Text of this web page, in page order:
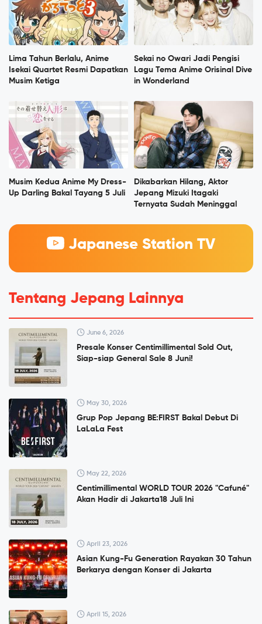
Lima Tahun Berlalu, Anime
Isekai Quartet Resmi Dapatkan
Musim Ketiga
Sekai no Owari Jadi Pengisi
Lagu Tema Anime Orisinal Dive
in Wonderland
Musim Kedua Anime My Dress-
Up Darling Bakal Tayang 5 Juli
Dikabarkan Hilang, Aktor
Jepang Mizuki Itagaki
Ternyata Sudah Meninggal
Japanese Station TV
Tentang Jepang Lainnya
June 6, 2026
Presale Konser Centimillimental Sold Out,
Siap-siap General Sale 8 Juni!
May 30, 2026
Grup Pop Jepang BE:FIRST Bakal Debut Di
LaLaLa Fest
May 22, 2026
Centimillimental WORLD TOUR 2026 "Cafuné"
Akan Hadir di Jakarta18 Juli Ini
April 23, 2026
Asian Kung-Fu Generation Rayakan 30 Tahun
Berkarya dengan Konser di Jakarta
April 15, 2026